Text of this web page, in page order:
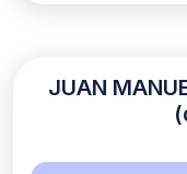
JUAN